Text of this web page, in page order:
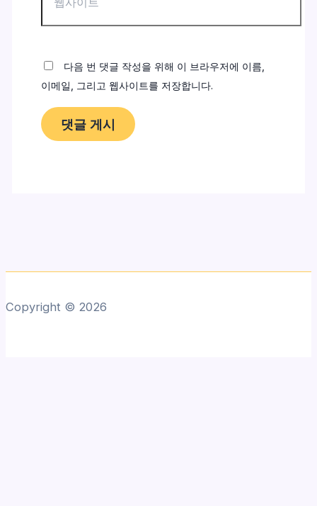
트
다음 번 댓글 작성을 위해 이 브라우저에 이름,
이메일, 그리고 웹사이트를 저장합니다.
Copyright © 2026